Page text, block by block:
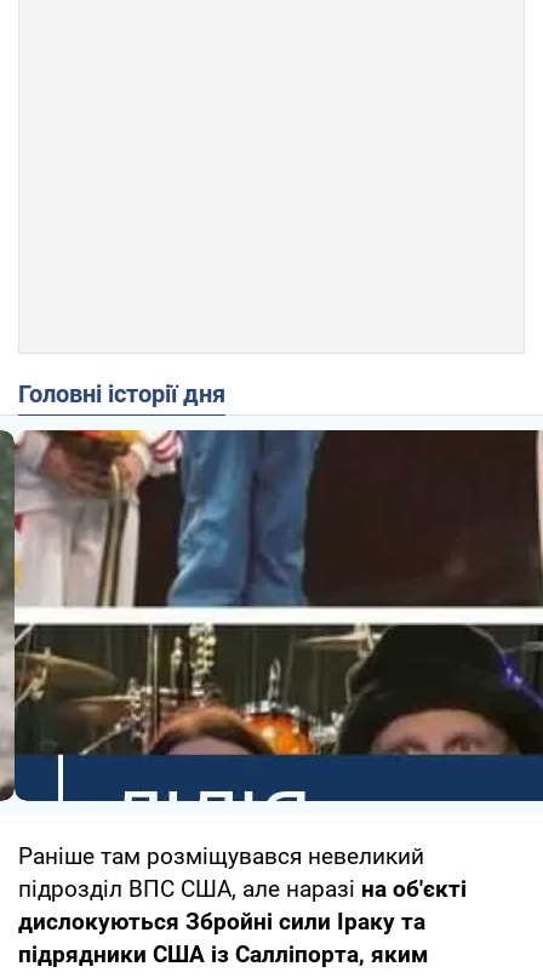
Головні історії дня
Раніше там розміщувався невеликий
підрозділ ВПС США, але наразі на об'єкті
дислокуються Збройні сили Іраку та
підрядники США із Салліпорта, яким